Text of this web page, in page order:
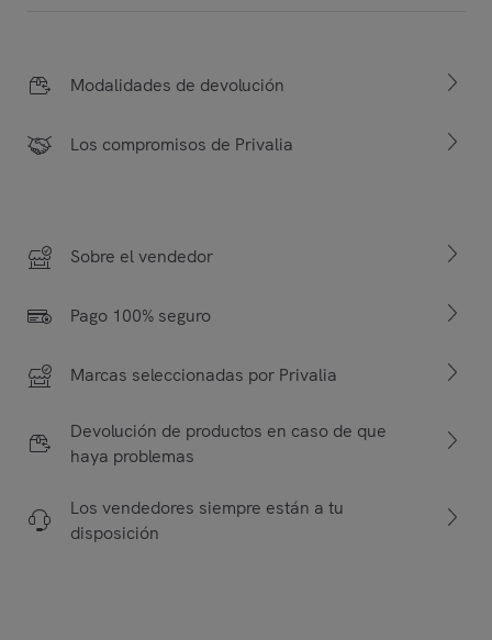
Modalidades de devolución
Los compromisos de Privalia
Sobre el vendedor
Pago 100% seguro
Marcas seleccionadas por Privalia
Devolución de productos en caso de que
haya problemas
Los vendedores siempre están a tu
disposición